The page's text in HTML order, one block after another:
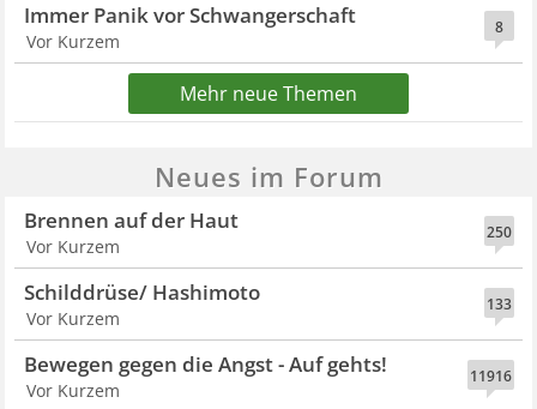
8
Immer Panik vor Schwangerschaft
Vor Kurzem
Mehr neue Themen
Neues im Forum
250
Brennen auf der Haut
Vor Kurzem
133
Schilddrüse/ Hashimoto
Vor Kurzem
11916
Bewegen gegen die Angst - Auf gehts!
Vor Kurzem